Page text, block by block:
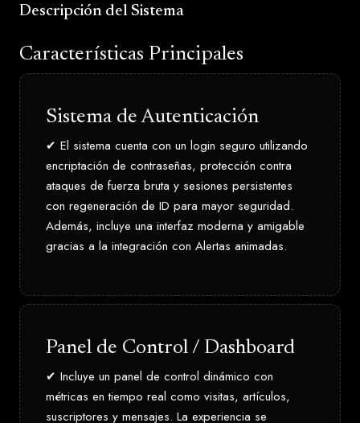
Descripción del Sistema
Características Principales
Sistema de Autenticación
✔ El sistema cuenta con un login seguro utilizando
encriptación de contraseñas, protección contra
ataques de fuerza bruta y sesiones persistentes
con regeneración de ID para mayor seguridad.
Además, incluye una interfaz moderna y amigable
gracias a la integración con Alertas animadas.
Panel de Control / Dashboard
✔ Incluye un panel de control dinámico con
métricas en tiempo real como visitas, artículos,
suscriptores y mensajes. La experiencia se